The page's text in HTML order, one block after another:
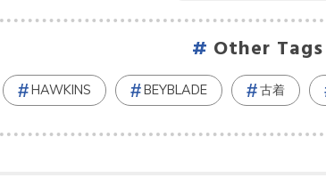
Other Tags
HAWKINS BEYBLADE 古着